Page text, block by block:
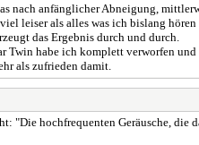
nach anfänglicher Abneigung,
leiser als alles was ich bislang hören
das Ergebnis durch und durch.
Twin habe ich komplett verworfen
als zufrieden damit.
"Die hochfrequenten Geräusche,